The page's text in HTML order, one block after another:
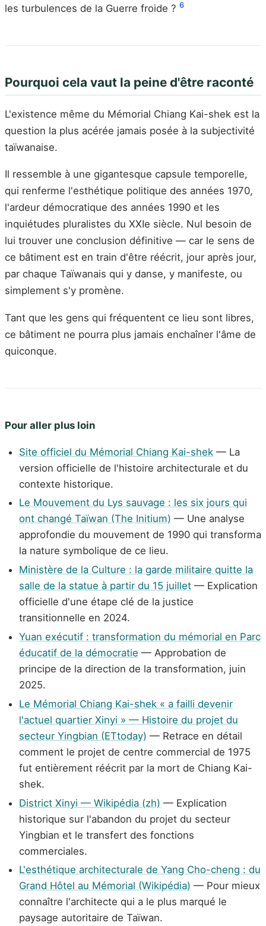
les turbulences de la Guerre froide ? 6
Pourquoi cela vaut la peine d'être raconté
L'existence même du Mémorial Chiang Kai-shek est la
question la plus acérée jamais posée à la subjectivité
taïwanaise.
Il ressemble à une gigantesque capsule temporelle,
qui renferme l'esthétique politique des années 1970,
l'ardeur démocratique des années 1990 et les
inquiétudes pluralistes du XXIe siècle. Nul besoin de
lui trouver une conclusion définitive — car le sens de
ce bâtiment est en train d'être réécrit, jour après jour,
par chaque Taïwanais qui y danse, y manifeste, ou
simplement s'y promène.
Tant que les gens qui fréquentent ce lieu sont libres,
ce bâtiment ne pourra plus jamais enchaîner l'âme de
quiconque.
Pour aller plus loin
Site officiel du Mémorial Chiang Kai-shek — La
version officielle de l'histoire architecturale et du
contexte historique.
Le Mouvement du Lys sauvage : les six jours qui
ont changé Taïwan (The Initium) — Une analyse
approfondie du mouvement de 1990 qui transforma
la nature symbolique de ce lieu.
Ministère de la Culture : la garde militaire quitte la
salle de la statue à partir du 15 juillet — Explication
officielle d'une étape clé de la justice
transitionnelle en 2024.
Yuan exécutif : transformation du mémorial en Parc
éducatif de la démocratie — Approbation de
principe de la direction de la transformation, juin
2025.
Le Mémorial Chiang Kai-shek « a failli devenir
l'actuel quartier Xinyi » — Histoire du projet du
secteur Yingbian (ETtoday) — Retrace en détail
comment le projet de centre commercial de 1975
fut entièrement réécrit par la mort de Chiang Kai-
shek.
District Xinyi — Wikipédia (zh) — Explication
historique sur l'abandon du projet du secteur
Yingbian et le transfert des fonctions
commerciales.
L'esthétique architecturale de Yang Cho-cheng : du
Grand Hôtel au Mémorial (Wikipédia) — Pour mieux
connaître l'architecte qui a le plus marqué le
paysage autoritaire de Taïwan.